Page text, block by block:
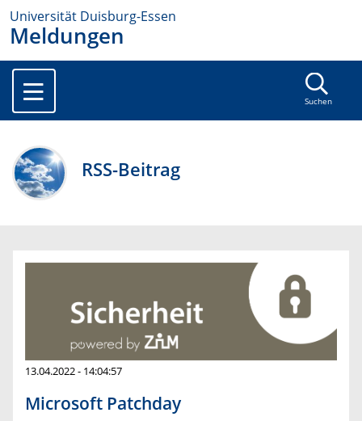
Universität Duisburg-Essen
Meldungen
Suchen
RSS-Beitrag
13.04.2022 - 14:04:57
Microsoft Patchday